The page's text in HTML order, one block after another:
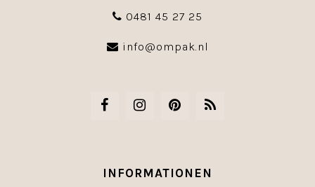
0481 45 27 25
info@ompak.nl
INFORMATIONEN